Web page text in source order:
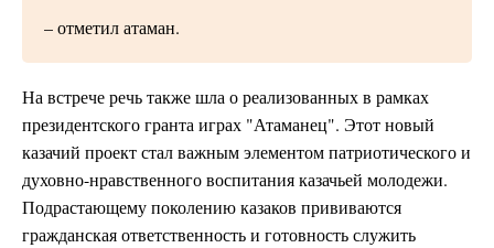
– отметил атаман.
На встрече речь также шла о реализованных в рамках
президентского гранта играх "Атаманец". Этот новый
казачий проект стал важным элементом патриотического и
духовно-нравственного воспитания казачьей молодежи.
Подрастающему поколению казаков прививаются
гражданская ответственность и готовность служить